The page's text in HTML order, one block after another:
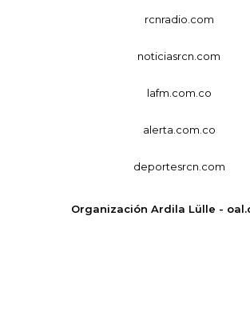
rcnradio.com
noticiasrcn.com
lafm.com.co
alerta.com.co
deportesrcn.com
Organización Ardila Lülle -